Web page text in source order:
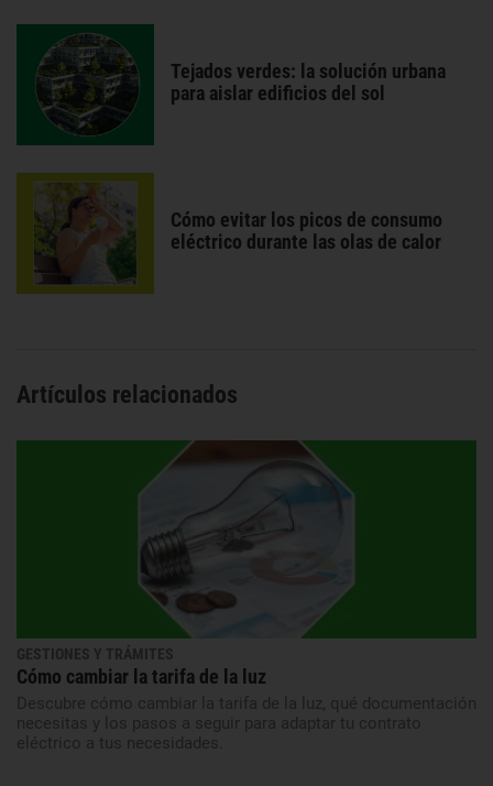
Tejados verdes: la solución urbana
para aislar edificios del sol
Cómo evitar los picos de consumo
eléctrico durante las olas de calor
Artículos relacionados
GESTIONES Y TRÁMITES
Cómo cambiar la tarifa de la luz
Descubre cómo cambiar la tarifa de la luz, qué documentación
necesitas y los pasos a seguir para adaptar tu contrato
eléctrico a tus necesidades.